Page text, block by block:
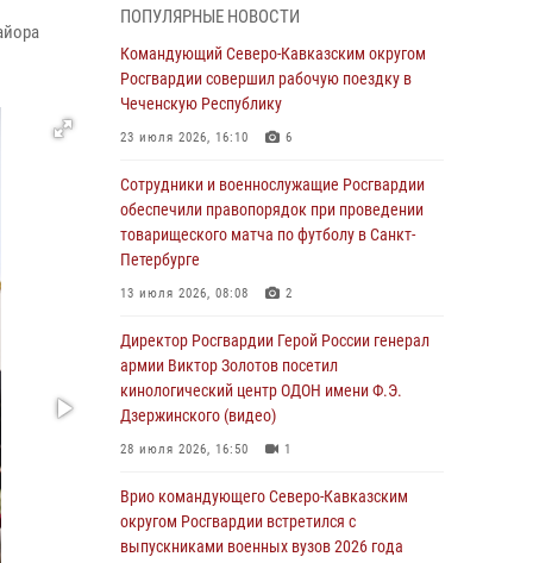
В столице росгвардейцы задержали мужчину,
устроившего дебош в букмекерской конторе
В Удмуртии при силовой поддержке спецназа
Росгвардии задержаны подозреваемые в
мошенничестве под видом оказания
оздоровительных услуг (видео)
В Москве дети сотрудников и
военнослужащих Росгвардии посетили
мастер-класс по художественной гимнастике
05 августа 2026, 13:00
Офицеры Росгвардии и ветераны войск
правопорядка почтили память генерала
армии Ивана Кирилловича Яковлева
ПОПУЛЯРНЫЕ НОВОСТИ
Командующий Северо-Кавказским округом
Росгвардии совершил рабочую поездку в
Чеченскую Республику
23 июля 2026, 16:10 6
Сотрудники и военнослужащие Росгвардии
обеспечили правопорядок при проведении
товарищеского матча по футболу в Санкт-
Петербурге
13 июля 2026, 08:08 2
Директор Росгвардии Герой России генерал
армии Виктор Золотов посетил
кинологический центр ОДОН имени Ф.Э.
Дзержинского (видео)
28 июля 2026, 16:50 1
Врио командующего Северо-Кавказским
округом Росгвардии встретился с
выпускниками военных вузов 2026 года